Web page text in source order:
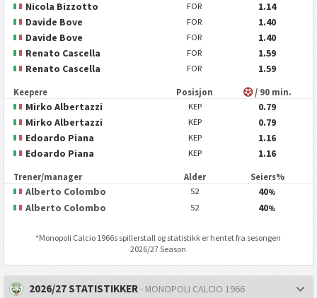
Nicola Bizzotto
FOR
1.14
Davide Bove
FOR
1.40
Davide Bove
FOR
1.40
Renato Cascella
FOR
1.59
Renato Cascella
FOR 1.59
Keepere Posisjon / 90 min.
Mirko Albertazzi KEP
0.79
Mirko Albertazzi
KEP
0.79
Edoardo Piana
KEP
1.16
Edoardo Piana
KEP 1.16
Trener/manager Alder Seiers%
Alberto Colombo 52 40%
Alberto Colombo 52 40%
*Monopoli Calcio 1966s spillerstall og statistikk er hentet fra sesongen
2026/27 Season
2026/27 STATISTIKKER- MONOPOLI CALCIO 1966